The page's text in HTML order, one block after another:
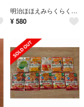
明治ほほえみらくらくキューブ10本
¥ 580